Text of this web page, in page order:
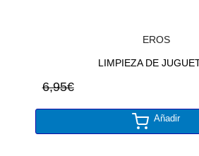
EROS
LIMPIEZA DE
6,95€
Añadir